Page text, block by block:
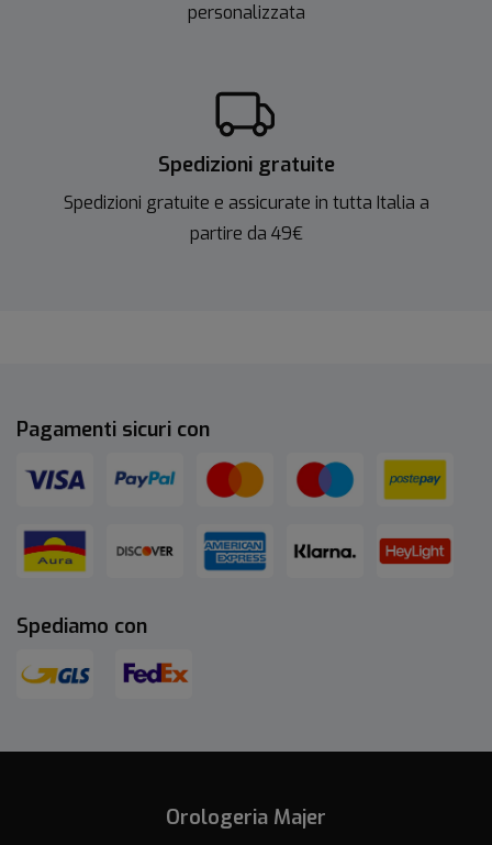
personalizzata
Spedizioni gratuite
Spedizioni gratuite e assicurate in tutta Italia a
partire da 49€
Pagamenti sicuri con
Spediamo con
Orologeria Majer